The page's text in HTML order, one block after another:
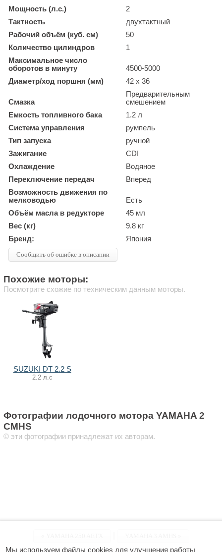
Мощность (л.с.)
2
Тактность
двухтактный
Рабочий объём (куб. см)
50
Количество цилиндров
1
Максимальное число
оборотов в минуту
4500-5000
Диаметр/ход поршня (мм)
42 x 36
Смазка
Предварительным
смешением
Емкость топливного бака
1.2 л
Система управления
румпель
Тип запуска
ручной
Зажигание
CDI
Охлаждение
Водяное
Переключение передач
Вперед
Возможность движения по
мелководью
Есть
Объём масла в редукторе
45 мл
Вес (кг)
9.8 кг
Бренд:
Япония
Сообщить об ошибке в описании
Похожие моторы:
Посмотрите схожие по техническим данным моторы.
SUZUKI DT 2.2 S
2.2 л.с
Фотографии лодочного мотора YAMAHA 2
CMHS
© эти фотографии принадлежат их авторам.
Мы используем файлы cookies для улучшения работы